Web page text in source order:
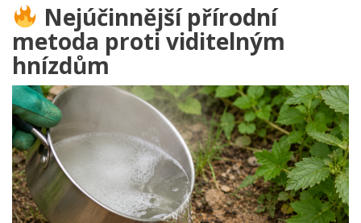
Nejúčinnější přírodní
metoda proti viditelným
hnízdům